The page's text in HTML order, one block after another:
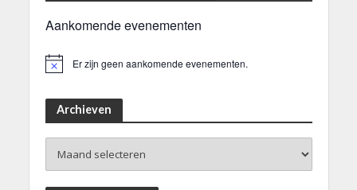
Aankomende evenementen
Er zijn geen aankomende evenementen.
Archieven